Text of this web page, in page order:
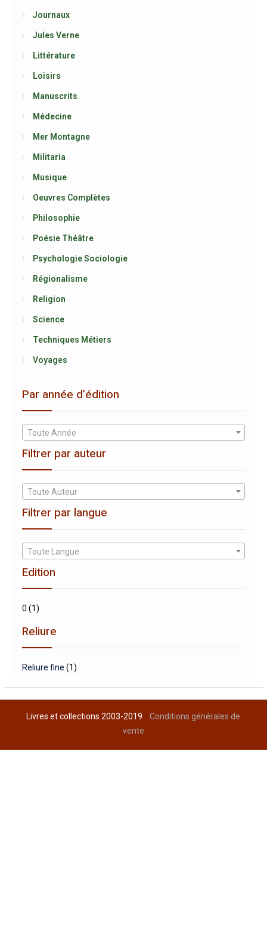
Journaux
Jules Verne
Littérature
Loisirs
Manuscrits
Médecine
Mer Montagne
Militaria
Musique
Oeuvres Complètes
Philosophie
Poésie Théâtre
Psychologie Sociologie
Régionalisme
Religion
Science
Techniques Métiers
Voyages
Par année d’édition
Toute Année
Filtrer par auteur
Toute Auteur
Filtrer par langue
Toute Langue
Edition
0 (1)
Reliure
Reliure fine (1)
Livres et collections 2003-2019Conditions générales de
vente